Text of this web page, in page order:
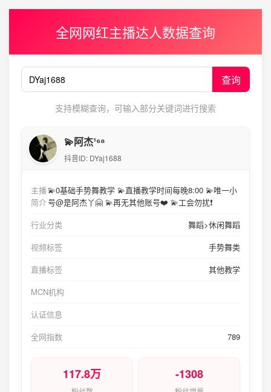
全网网红主播达人数据查询
查询
支持模糊查询，可输入部分关键词进行搜索
💫阿杰¹⁶⁸
抖音ID: DYaj1688
主播
简介
💫0基础手势舞教学 💫直播教学时间每晚8:00 💫唯一小
号@是阿杰丫🤗 💫再无其他账号❤️ 💫工会勿扰❗️
行业分类
舞蹈>休闲舞蹈
视频标签
手势舞类
直播标签
其他教学
MCN机构
认证信息
全网指数
789
117.8万 -1308